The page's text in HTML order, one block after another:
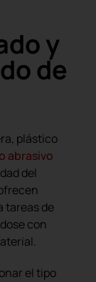
y
de
plástico
abrasivo
del
tareas de
con
el tipo